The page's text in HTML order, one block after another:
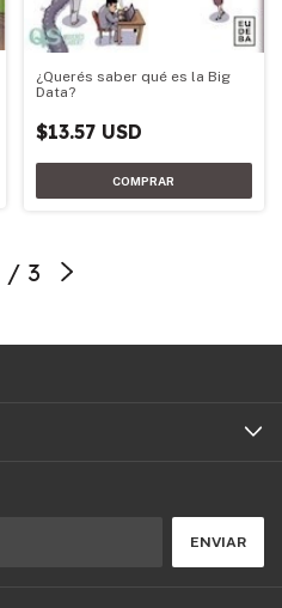
¿Querés saber qué es la Big
Data?
$13.57 USD
/ 3